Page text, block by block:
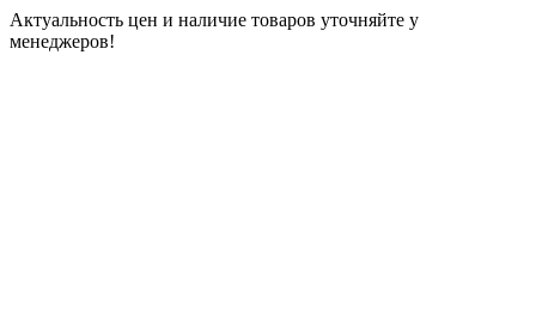
Актуальность цен и наличие товаров уточняйте у
менеджеров!